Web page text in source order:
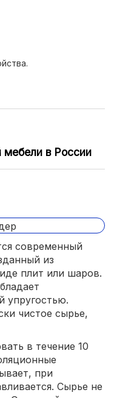
мебели в России
современный
из
плит или шаров.
упругостью.
чистое сырье,
в течение 10
при
Сырье не